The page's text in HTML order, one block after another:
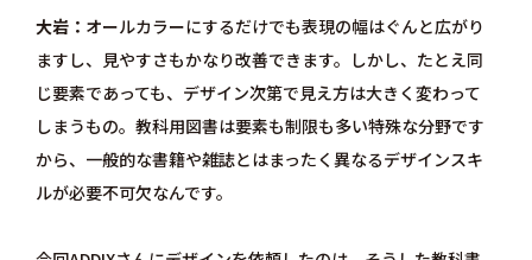
大岩
オールカラーにするだけでも表現の幅はぐんと広がり
ますし、見やすさもかなり改善できます。しかし、たとえ同
じ要素であっても、デザイン次第で見え方は大きく変わって
しまうもの。教科用図書は要素も制限も多い特殊な分野です
から、一般的な書籍や雑誌とはまったく異なるデザインスキ
ルが必要不可欠なんです。